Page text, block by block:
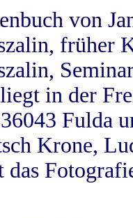
von
früher
in der
Fulda
Krone,